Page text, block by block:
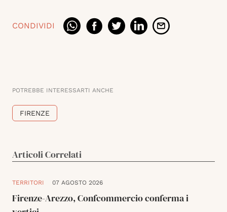
CONDIVIDI
POTREBBE INTERESSARTI ANCHE
FIRENZE
Articoli Correlati
TERRITORI 07 AGOSTO 2026
Firenze-Arezzo, Confcommercio conferma i